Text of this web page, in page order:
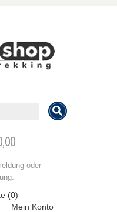
oder
.
(0)
Mein Konto